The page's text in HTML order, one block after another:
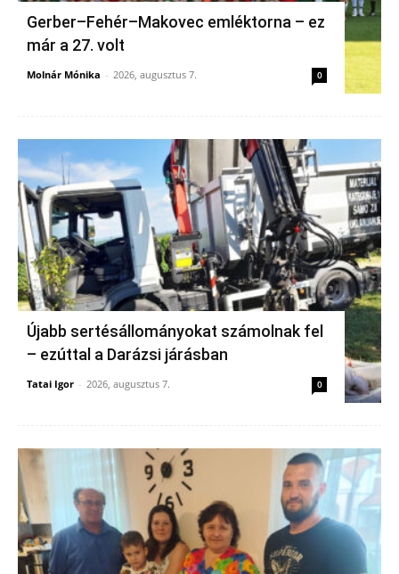
Gerber–Fehér–Makovec emléktorna – ez
már a 27. volt
Molnár Mónika - 2026, augusztus 7. 0
Újabb sertésállományokat számolnak fel
– ezúttal a Darázsi járásban
Tatai Igor - 2026, augusztus 7. 0